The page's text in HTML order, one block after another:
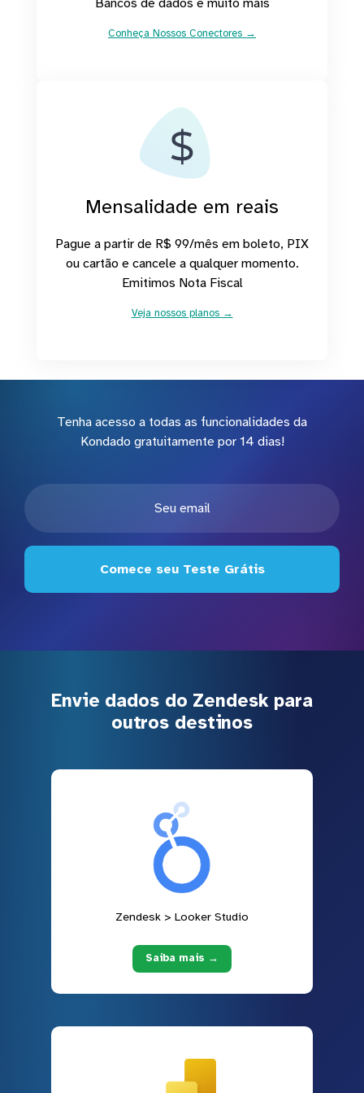
Conheça Nossos Conectores →
Mensalidade em reais
Pague a partir de R$ 99/mês em boleto, PIX
ou cartão e cancele a qualquer momento.
Emitimos Nota Fiscal
Veja nossos planos →
Tenha acesso a todas as funcionalidades da
Kondado gratuitamente por 14 dias!
Comece seu Teste Grátis
Envie dados do Zendesk para
outros destinos
Zendesk > Looker Studio
Saiba mais →